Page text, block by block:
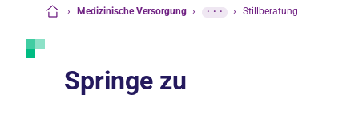
› Medizinische Versorgung › ··· › Stillberatung
Springe zu